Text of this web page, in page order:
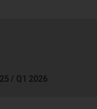
/ Q1 2026